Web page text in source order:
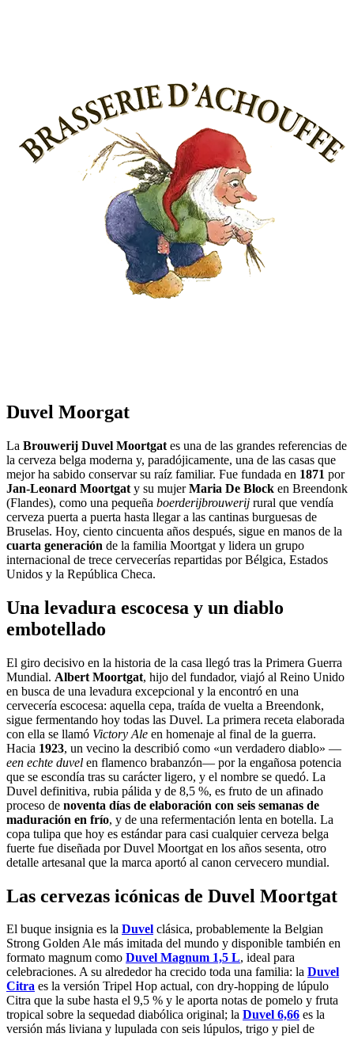
Duvel Moorgat
La Brouwerij Duvel Moortgat es una de las grandes referencias de
la cerveza belga moderna y, paradójicamente, una de las casas que
mejor ha sabido conservar su raíz familiar. Fue fundada en 1871 por
Jan-Leonard Moortgat y su mujerMaria De Block en Breendonk
(Flandes), como una pequeña boerderijbrouwerij rural que vendía
cerveza puerta a puerta hasta llegar a las cantinas burguesas de
Bruselas. Hoy, ciento cincuenta años después, sigue en manos de la
cuarta generación de la familia Moortgat y lidera un grupo
internacional de trece cervecerías repartidas por Bélgica, Estados
Unidos y la República Checa.
Una levadura escocesa y un diablo
embotellado
El giro decisivo en la historia de la casa llegó tras la Primera Guerra
Mundial. Albert Moortgat, hijo del fundador, viajó al Reino Unido
en busca de una levadura excepcional y la encontró en una
cervecería escocesa: aquella cepa, traída de vuelta a Breendonk,
sigue fermentando hoy todas las Duvel. La primera receta elaborada
con ella se llamó Victory Ale en homenaje al final de la guerra.
Hacia 1923, un vecino la describió como «un verdadero diablo» —
een echte duvel en flamenco brabanzón— por la engañosa potencia
que se escondía tras su carácter ligero, y el nombre se quedó. La
Duvel definitiva, rubia pálida y de 8,5 %, es fruto de un afinado
proceso de noventa días de elaboración con seis semanas de
maduración en frío, y de una refermentación lenta en botella. La
copa tulipa que hoy es estándar para casi cualquier cerveza belga
fuerte fue diseñada por Duvel Moortgat en los años sesenta, otro
detalle artesanal que la marca aportó al canon cervecero mundial.
Las cervezas icónicas de Duvel Moortgat
El buque insignia es la Duvel clásica, probablemente la Belgian
Strong Golden Ale más imitada del mundo y disponible también en
formato magnum como Duvel Magnum 1,5 L, ideal para
celebraciones. A su alrededor ha crecido toda una familia: la Duvel
Citra es la versión Tripel Hop actual, con dry-hopping de lúpulo
Citra que la sube hasta el 9,5 % y le aporta notas de pomelo y fruta
tropical sobre la sequedad diabólica original; la Duvel 6,66 es la
versión más liviana y lupulada con seis lúpulos, trigo y piel de